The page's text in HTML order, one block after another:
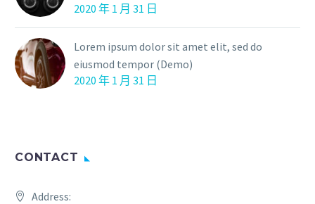
2020 年 1 月 31 日
Lorem ipsum dolor sit amet elit, sed do
eiusmod tempor (Demo)
2020 年 1 月 31 日
CONTACT
Address: